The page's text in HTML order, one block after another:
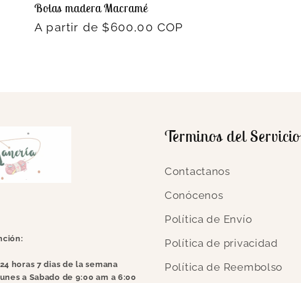
Bolas madera Macramé
Precio
A partir de $600,00 COP
horas 7 dias de la semana
a Sabado de 9:00 am a 6:00
Terminos del Servicio
Contactanos
Conócenos
Política de Envío
Política de privacidad
Política de Reembolso